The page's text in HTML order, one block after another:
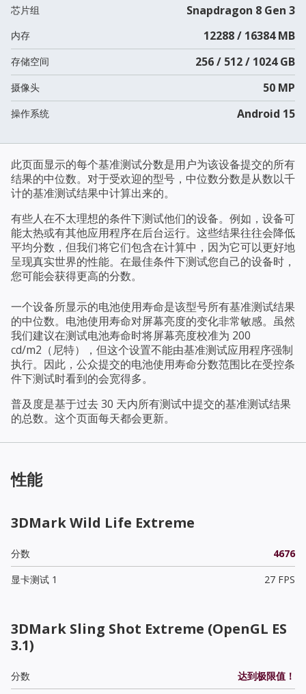
芯片组 Snapdragon 8 Gen 3
内存 12288 / 16384 MB
存储空间 256 / 512 / 1024 GB
摄像头 50 MP
操作系统 Android 15
此页面显示的每个基准测试分数是用户为该设备提交的所有
结果的中位数。对于受欢迎的型号，中位数分数是从数以千
计的基准测试结果中计算出来的。
有些人在不太理想的条件下测试他们的设备。例如，设备可
能太热或有其他应用程序在后台运行。这些结果往往会降低
平均分数，但我们将它们包含在计算中，因为它可以更好地
呈现真实世界的性能。在最佳条件下测试您自己的设备时，
您可能会获得更高的分数。
一个设备所显示的电池使用寿命是该型号所有基准测试结果
的中位数。电池使用寿命对屏幕亮度的变化非常敏感。虽然
我们建议在测试电池寿命时将屏幕亮度校准为 200
cd/m2（尼特），但这个设置不能由基准测试应用程序强制
执行。因此，公众提交的电池使用寿命分数范围比在受控条
件下测试时看到的会宽得多。
普及度是基于过去 30 天内所有测试中提交的基准测试结果
的总数。这个页面每天都会更新。
性能
3DMark Wild Life Extreme
分数
4676
显卡测试 1
27 FPS
3DMark Sling Shot Extreme (OpenGL ES
3.1)
分数
达到极限值！